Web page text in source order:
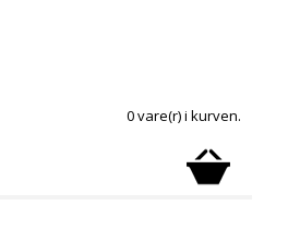
0 vare(r) i kurven.